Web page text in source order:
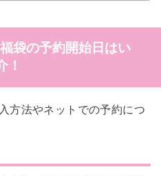
袋の予約開始日はい
！
方法やネットでの予約につ